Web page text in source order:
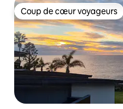
Coup de cœur voyageurs
Coup de cœur voyageurs